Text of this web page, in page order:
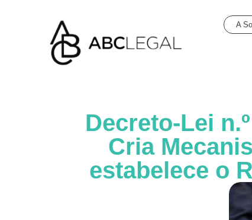
A
Decreto-Lei
Cria
estabelece o